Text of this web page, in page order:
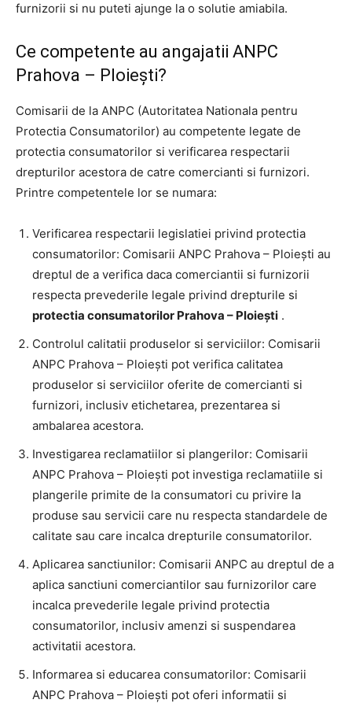
furnizorii si nu puteti ajunge la o solutie amiabila.
Ce competente au angajatii ANPC
Prahova – Ploiești?
Comisarii de la ANPC (Autoritatea Nationala pentru
Protectia Consumatorilor) au competente legate de
protectia consumatorilor si verificarea respectarii
drepturilor acestora de catre comercianti si furnizori.
Printre competentele lor se numara:
Verificarea respectarii legislatiei privind protectia
consumatorilor: Comisarii ANPC Prahova – Ploiești au
dreptul de a verifica daca comerciantii si furnizorii
respecta prevederile legale privind drepturile si
protectia consumatorilor Prahova – Ploiești .
Controlul calitatii produselor si serviciilor: Comisarii
ANPC Prahova – Ploiești pot verifica calitatea
produselor si serviciilor oferite de comercianti si
furnizori, inclusiv etichetarea, prezentarea si
ambalarea acestora.
Investigarea reclamatiilor si plangerilor: Comisarii
ANPC Prahova – Ploiești pot investiga reclamatiile si
plangerile primite de la consumatori cu privire la
produse sau servicii care nu respecta standardele de
calitate sau care incalca drepturile consumatorilor.
Aplicarea sanctiunilor: Comisarii ANPC au dreptul de a
aplica sanctiuni comerciantilor sau furnizorilor care
incalca prevederile legale privind protectia
consumatorilor, inclusiv amenzi si suspendarea
activitatii acestora.
Informarea si educarea consumatorilor: Comisarii
ANPC Prahova – Ploiești pot oferi informatii si